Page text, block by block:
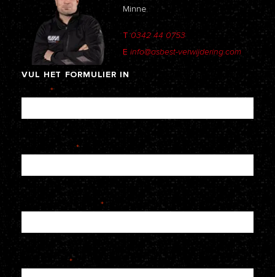
Minne
T 0342 44 0753
E info@asbest-verwijdering.com
VUL HET FORMULIER IN
Naam *
E-mailadres *
Telefoonnummer *
Je bericht *